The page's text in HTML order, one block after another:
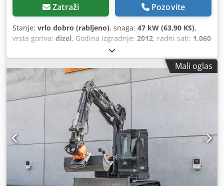
Zatraži Pozovite
Stanje: vrlo dobro (rabljeno), snaga: 47 kW (63,90 KS),
vrsta goriva: dizel, Godina izgradnje: 2012, radni sati: 1.060
Mali oglas